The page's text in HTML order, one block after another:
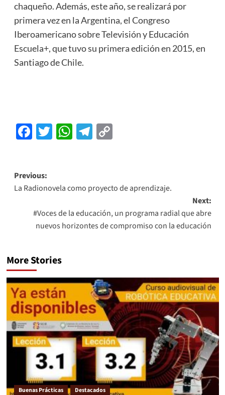
chaqueño. Además, este año, se realizará por
primera vez en la Argentina, el Congreso
Iberoamericano sobre Televisión y Educación
Escuela+, que tuvo su primera edición en 2015, en
Santiago de Chile.
Facebook
Twitter
WhatsApp
Telegram
Copy
Previous:
La Radionovela como proyecto de aprendizaje.
Next:
#Voces de la educación, un programa radial que abre
nuevos horizontes de compromiso con la educación
More Stories
Buenas Prácticas Destacados